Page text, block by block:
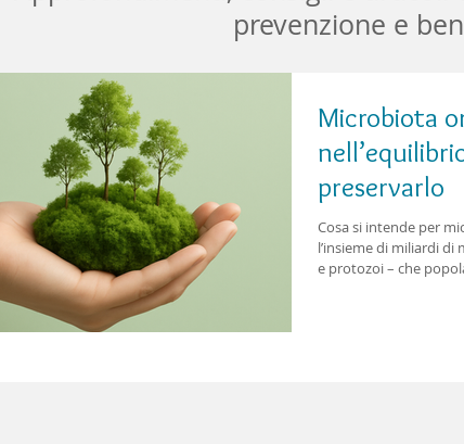
prevenzione e
Microbiota
preservarlo
Cosa si intende per
l’insieme di miliardi di
e protozoi – che